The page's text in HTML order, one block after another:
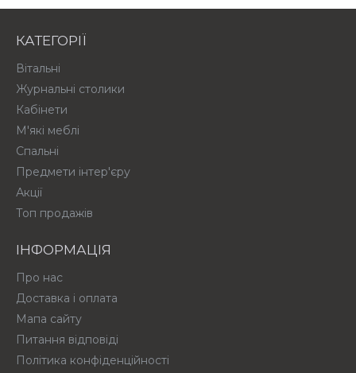
КАТЕГОРІЇ
Вітальні
Журнальні столики
Кабінети
М'які меблі
Спальні
Предмети інтер'єру
Акції
Топ продажів
ІНФОРМАЦІЯ
Про нас
Доставка і оплата
Мапа сайту
Питання відповіді
Політика конфіденційності